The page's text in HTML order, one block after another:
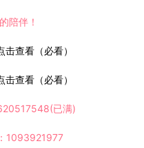
陪伴！
击查看（必看）
击查看（必看）
已满)
1093921977